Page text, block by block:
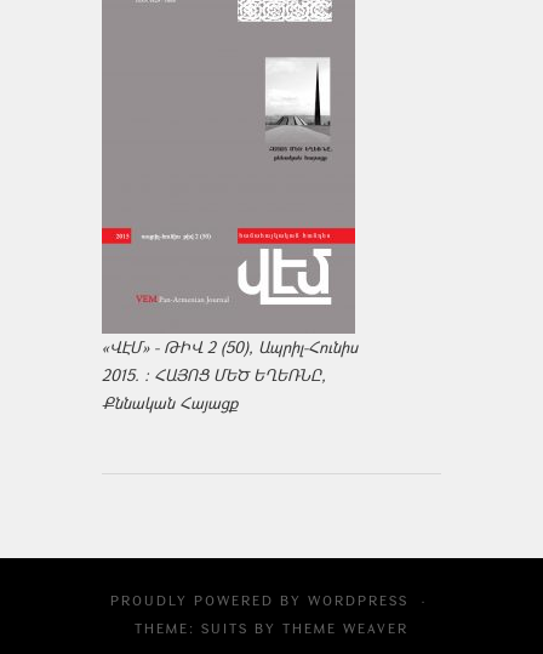
«ՎԷՄ» - ԹԻՎ 2 (50), Ապրիլ-Հունիս
2015. : ՀԱՅՈՑ ՄԵԾ ԵՂԵՌՆԸ,
Քննական Հայացք
PROUDLY POWERED BY WORDPRESS
·
THEME: SUITS BY THEME WEAVER